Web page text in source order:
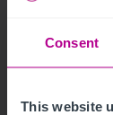
Consent
This website